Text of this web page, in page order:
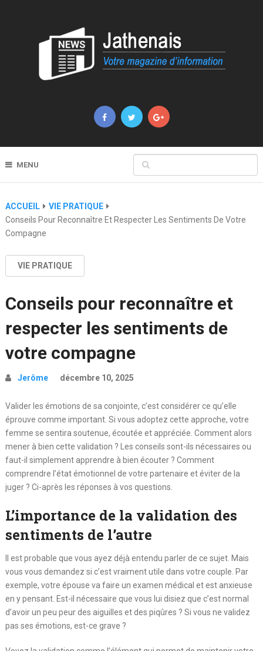
MENU
ACCUEIL
VIE PRATIQUE
Conseils Pour Reconnaître Et Respecter Les Sentiments De Votre
Compagne
VIE PRATIQUE
Conseils pour reconnaître et
respecter les sentiments de
votre compagne
Jerôme décembre 10, 2025
Valider les émotions de sa conjointe, c’est considérer ce qu’elle
éprouve comme important. Si vous adoptez cette approche, votre
femme se sentira soutenue, écoutée et appréciée. Comment alors
mener à bien cette validation ? Les conseils sont-ils nécessaires ou
faut-il simplement apprendre à bien écouter ? Comment
comprendre l’état émotionnel de votre partenaire et éviter de la
juger ? Ci-après les réponses à vos questions.
L’importance de la validation des
sentiments de l’autre
Il est probable que vous ayez déjà entendu parler de ce sujet. Mais
vous vous demandez si c’est vraiment utile dans votre couple. Par
exemple, votre épouse va faire un examen médical et est anxieuse
en y pensant. Est-il nécessaire que vous lui disiez que c’est normal
d’avoir un peu peur des aiguilles et des piqûres ? Si vous ne validez
pas ses émotions, est-ce grave ?